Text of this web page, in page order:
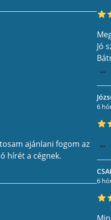
Jó
...
ajánlani fogom az
hírét a cégnek.
6
...
6